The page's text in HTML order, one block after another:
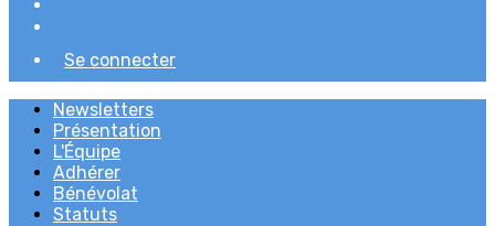
Se connecter
Newsletters
Présentation
L'Équipe
Adhérer
Bénévolat
Statuts